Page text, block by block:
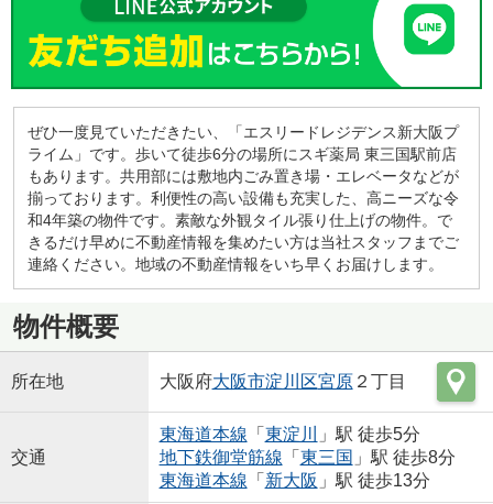
ぜひ一度見ていただきたい、「エスリードレジデンス新大阪プ
ライム」です。歩いて徒歩6分の場所にスギ薬局 東三国駅前店
もあります。共用部には敷地内ごみ置き場・エレベータなどが
揃っております。利便性の高い設備も充実した、高ニーズな令
和4年築の物件です。素敵な外観タイル張り仕上げの物件。で
きるだけ早めに不動産情報を集めたい方は当社スタッフまでご
連絡ください。地域の不動産情報をいち早くお届けします。
物件概要
所在地 大阪府大阪市淀川区宮原２丁目
交通
東海道本線 「 東淀川
」駅 徒歩5分
地下鉄御堂筋線 「 東三国 」駅 徒歩8分
東海道本線 「 新大阪 」駅 徒歩13分